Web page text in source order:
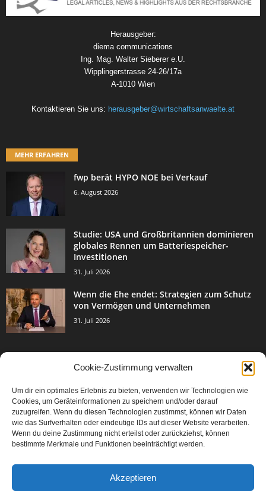
Cookie-Zustimmung verwalten
Um dir ein optimales Erlebnis zu bieten, verwenden wir Technologien wie
Cookies, um Geräteinformationen zu speichern und/oder darauf
zuzugreifen. Wenn du diesen Technologien zustimmst, können wir Daten
wie das Surfverhalten oder eindeutige IDs auf dieser Website verarbeiten.
Wenn du deine Zustimmung nicht erteilst oder zurückziehst, können
bestimmte Merkmale und Funktionen beeinträchtigt werden.
Akzeptieren
Herausgeber:
diema communications
Ing. Mag. Walter Sieberer e.U.
Wipplingerstrasse 24-26/17a
A-1010 Wien
Kontaktieren Sie uns: herausgeber@wirtschaftsanwaelte.at
MEHR ERFAHREN
fwp berät HYPO NOE bei Verkauf
6. August 2026
Studie: USA und Großbritannien dominieren
globales Rennen um Batteriespeicher-
Investitionen
31. Juli 2026
Wenn die Ehe endet: Strategien zum Schutz
von Vermögen und Unternehmen
31. Juli 2026
Events & Success 3003
Breaking News 2067
Aktuelles
Featured Article
Karriere 567